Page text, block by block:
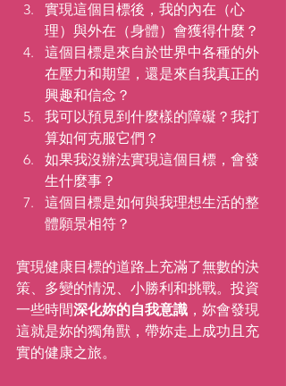
實現這個目標後，我的內在（心
理）與外在（身體）會獲得什麼？
這個目標是來自於世界中各種的外
在壓力和期望，還是來自我真正的
興趣和信念？
我可以預見到什麼樣的障礙？我打
算如何克服它們？
如果我沒辦法實現這個目標，會發
生什麼事？
這個目標是如何與我理想生活的整
體願景相符？
實現健康目標的道路上充滿了無數的決
策、多變的情況、小勝利和挑戰。投資
一些時間深化妳的自我意識 ，妳會發現
這就是妳的獨角獸，帶妳走上成功且充
實的健康之旅。